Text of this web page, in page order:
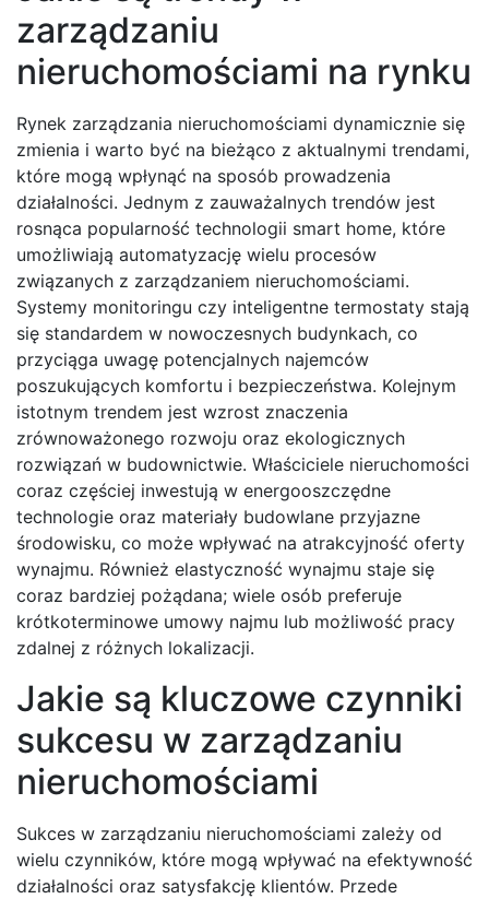
zarządzaniu
nieruchomościami na rynku
Rynek zarządzania nieruchomościami dynamicznie się
zmienia i warto być na bieżąco z aktualnymi trendami,
które mogą wpłynąć na sposób prowadzenia
działalności. Jednym z zauważalnych trendów jest
rosnąca popularność technologii smart home, które
umożliwiają automatyzację wielu procesów
związanych z zarządzaniem nieruchomościami.
Systemy monitoringu czy inteligentne termostaty stają
się standardem w nowoczesnych budynkach, co
przyciąga uwagę potencjalnych najemców
poszukujących komfortu i bezpieczeństwa. Kolejnym
istotnym trendem jest wzrost znaczenia
zrównoważonego rozwoju oraz ekologicznych
rozwiązań w budownictwie. Właściciele nieruchomości
coraz częściej inwestują w energooszczędne
technologie oraz materiały budowlane przyjazne
środowisku, co może wpływać na atrakcyjność oferty
wynajmu. Również elastyczność wynajmu staje się
coraz bardziej pożądana; wiele osób preferuje
krótkoterminowe umowy najmu lub możliwość pracy
zdalnej z różnych lokalizacji.
Jakie są kluczowe czynniki
sukcesu w zarządzaniu
nieruchomościami
Sukces w zarządzaniu nieruchomościami zależy od
wielu czynników, które mogą wpływać na efektywność
działalności oraz satysfakcję klientów. Przede